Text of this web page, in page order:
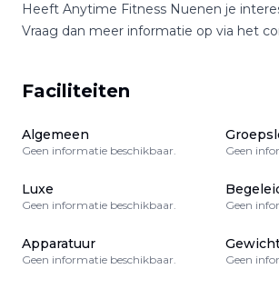
Heeft Anytime Fitness Nuenen je
Vraag dan meer informatie op via het
Faciliteiten
Algemeen
Geen informatie beschikbaar. Geen
Luxe
Geen informatie beschikbaar. Geen
Apparatuur
Geen informatie beschikbaar. Geen